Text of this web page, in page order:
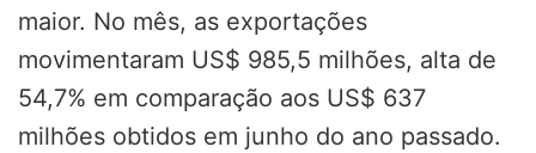
maior. No mês, as exportações
movimentaram US$ 985,5 milhões, alta de
54,7% em comparação aos US$ 637
milhões obtidos em junho do ano passado.